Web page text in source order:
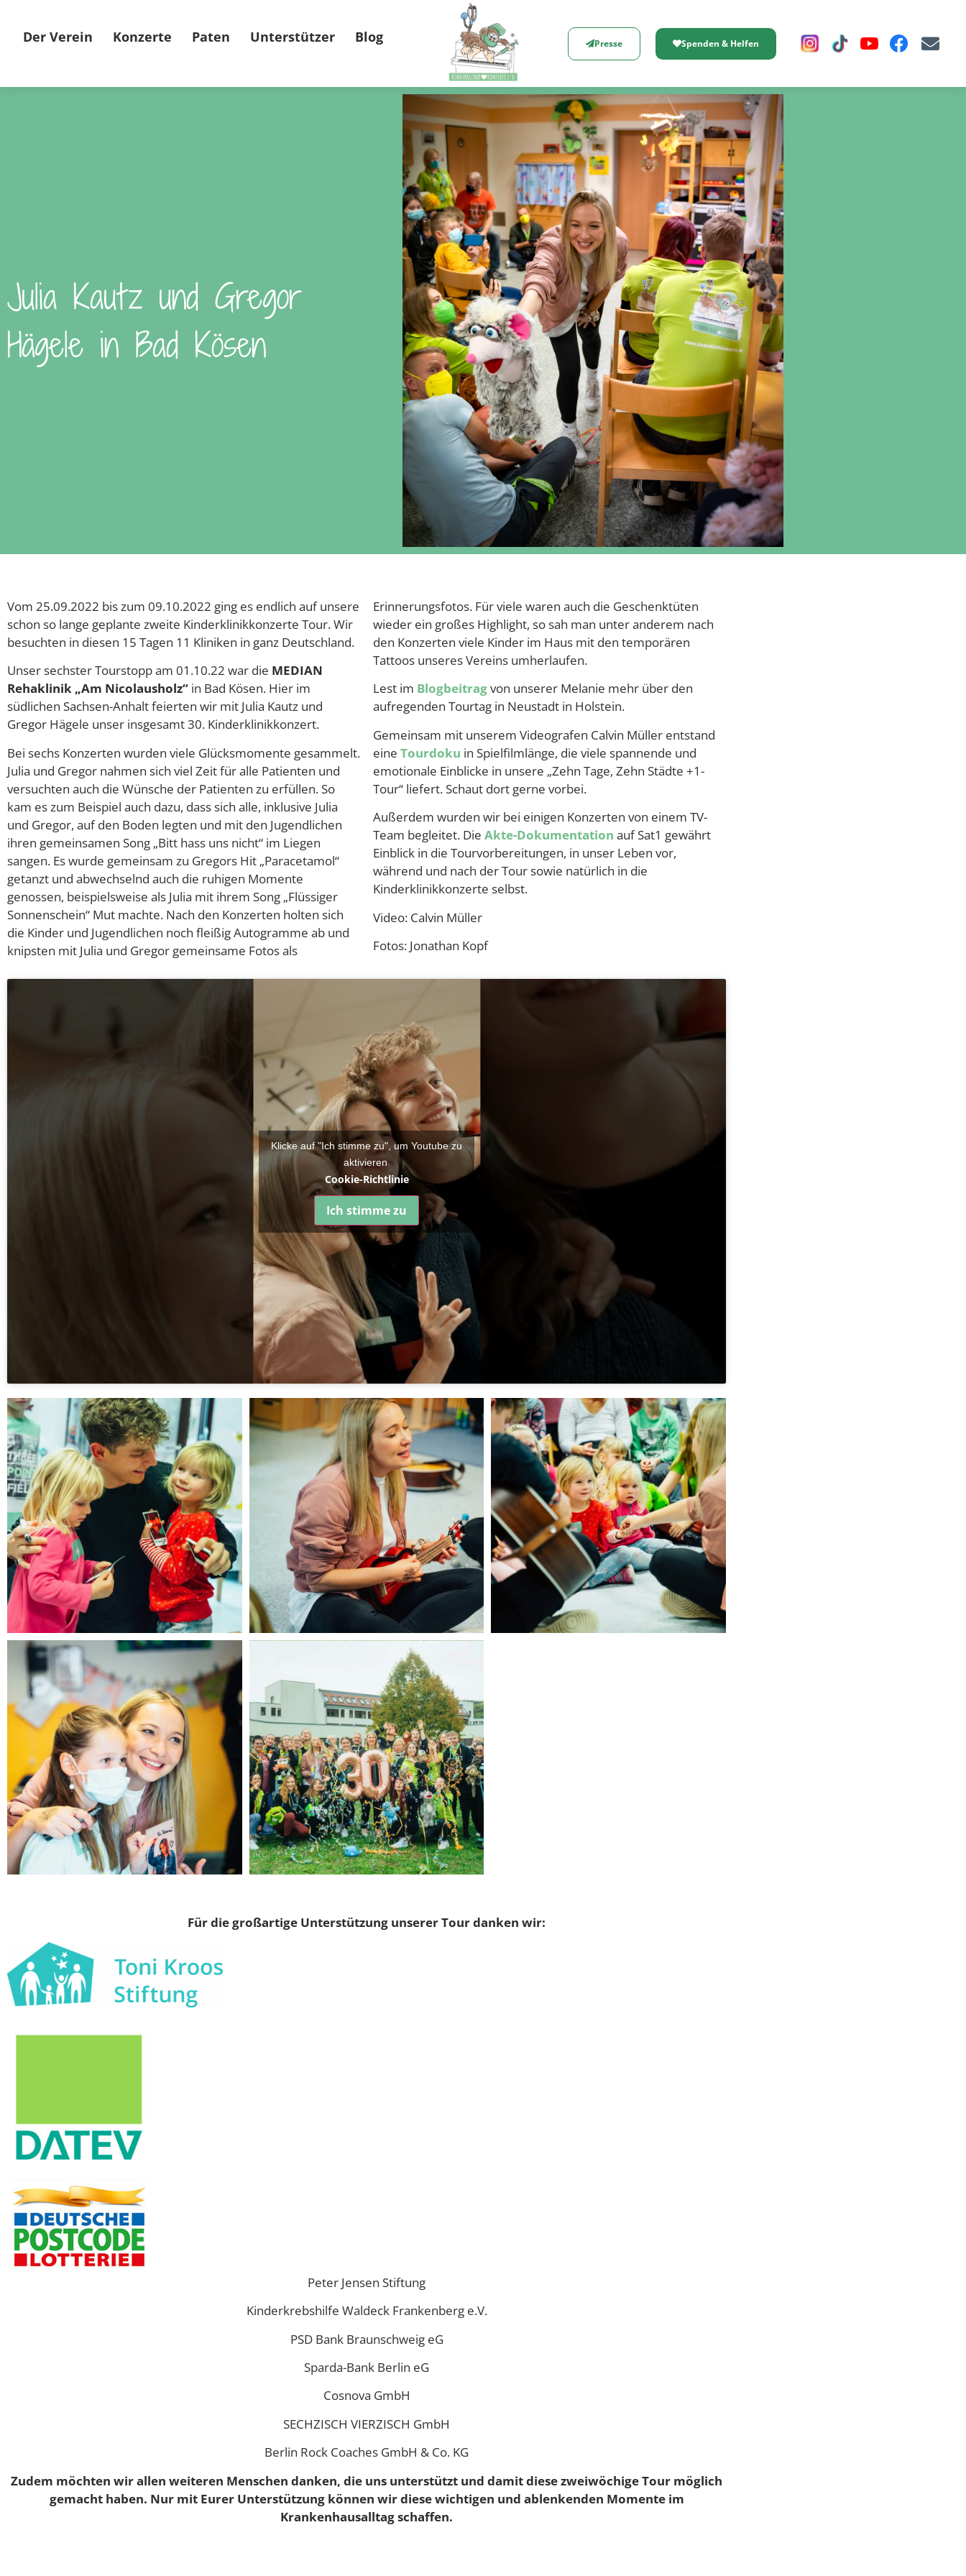
Der Verein Konzerte Paten Unterstützer Blog Presse Spenden & Helfen
Julia Kautz und Gregor
Hägele in Bad Kösen
Vom 25.09.2022 bis zum 09.10.2022 ging es endlich auf unsere
schon so lange geplante zweite Kinderklinikkonzerte Tour. Wir
besuchten in diesen 15 Tagen 11 Kliniken in ganz Deutschland.
Unser sechster Tourstopp am 01.10.22 war die MEDIAN
Rehaklinik „Am Nicolausholz“ in Bad Kösen. Hier im
südlichen Sachsen-Anhalt feierten wir mit Julia Kautz und
Gregor Hägele unser insgesamt 30. Kinderklinikkonzert.
Bei sechs Konzerten wurden viele Glücksmomente gesammelt.
Julia und Gregor nahmen sich viel Zeit für alle Patienten und
versuchten auch die Wünsche der Patienten zu erfüllen. So
kam es zum Beispiel auch dazu, dass sich alle, inklusive Julia
und Gregor, auf den Boden legten und mit den Jugendlichen
ihren gemeinsamen Song „Bitt hass uns nicht“ im Liegen
sangen. Es wurde gemeinsam zu Gregors Hit „Paracetamol“
getanzt und abwechselnd auch die ruhigen Momente
genossen, beispielsweise als Julia mit ihrem Song „Flüssiger
Sonnenschein“ Mut machte. Nach den Konzerten holten sich
die Kinder und Jugendlichen noch fleißig Autogramme ab und
knipsten mit Julia und Gregor gemeinsame Fotos als
Erinnerungsfotos. Für viele waren auch die Geschenktüten
wieder ein großes Highlight, so sah man unter anderem nach
den Konzerten viele Kinder im Haus mit den temporären
Tattoos unseres Vereins umherlaufen.
Lest im Blogbeitragvon unserer Melanie mehr über den
aufregenden Tourtag in Neustadt in Holstein.
Gemeinsam mit unserem Videografen Calvin Müller entstand
eine Tourdoku in Spielfilmlänge, die viele spannende und
emotionale Einblicke in unsere „Zehn Tage, Zehn Städte +1-
Tour“ liefert. Schaut dort gerne vorbei.
Außerdem wurden wir bei einigen Konzerten von einem TV-
Team begleitet. Die Akte-Dokumentation auf Sat1 gewährt
Einblick in die Tourvorbereitungen, in unser Leben vor,
während und nach der Tour sowie natürlich in die
Kinderklinikkonzerte selbst.
Video: Calvin Müller
Fotos: Jonathan Kopf
Klicke auf "Ich stimme zu", um Youtube zu
aktivieren
Cookie-Richtlinie
Ich stimme zu
Für die großartige Unterstützung unserer Tour danken wir:
Peter Jensen Stiftung
Kinderkrebshilfe Waldeck Frankenberg e.V.
PSD Bank Braunschweig eG
Sparda-Bank Berlin eG
Cosnova GmbH
SECHZISCH VIERZISCH GmbH
Berlin Rock Coaches GmbH & Co. KG
Zudem möchten wir allen weiteren Menschen danken, die uns unterstützt und damit diese zweiwöchige Tour möglich
gemacht haben. Nur mit Eurer Unterstützung können wir diese wichtigen und ablenkenden Momente im
Krankenhausalltag schaffen.